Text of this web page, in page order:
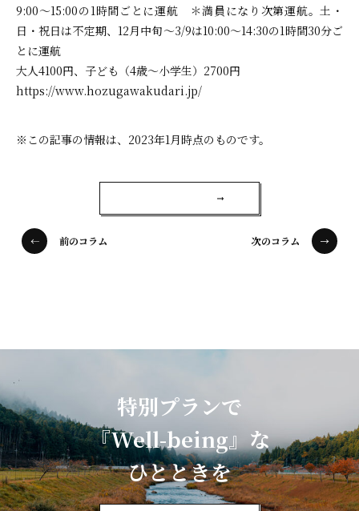
9:00〜15:00の1時間ごとに運航 ＊満員になり次第運航。土・
日・祝日は不定期、12月中旬〜3/9は10:00〜14:30の1時間30分ご
とに運航
大人4100円、子ども（4歳〜小学生）2700円
https://www.hozugawakudari.jp/
※この記事の情報は、2023年1月時点のものです。
前のコラム 次のコラム
特別プランで
『Well-being』な
ひとときを